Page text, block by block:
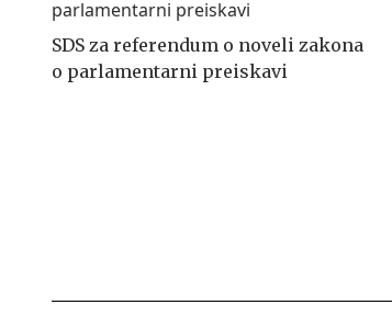
SDS za referendum o noveli zakona
o parlamentarni preiskavi